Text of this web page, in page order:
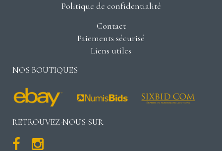
Politique de confidentialité
Contact
Paiements sécurisé
Liens utiles
NOS BOUTIQUES
RETROUVEZ-NOUS SUR